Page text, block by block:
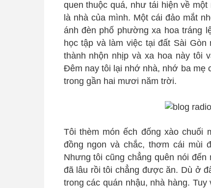
quen thuộc quá, như tái hiện về
là nhà của mình. Một cái đảo mắt
ánh đèn phố phường xa hoa tráng
học tập và làm việc tại đất Sài
thành nhộn nhịp và xa hoa này tôi
Đêm nay tôi lại nhớ nhà, nhớ ba mẹ
trong gần hai mươi năm trời.
Tôi thèm món ếch đống xào chuối
đồng ngon và chắc, thơm cái mùi
Nhưng tôi cũng chẳng quên nói
đã lâu rồi tôi chẳng được ăn. Dù ở
trong các quán nhậu, nhà hàng.